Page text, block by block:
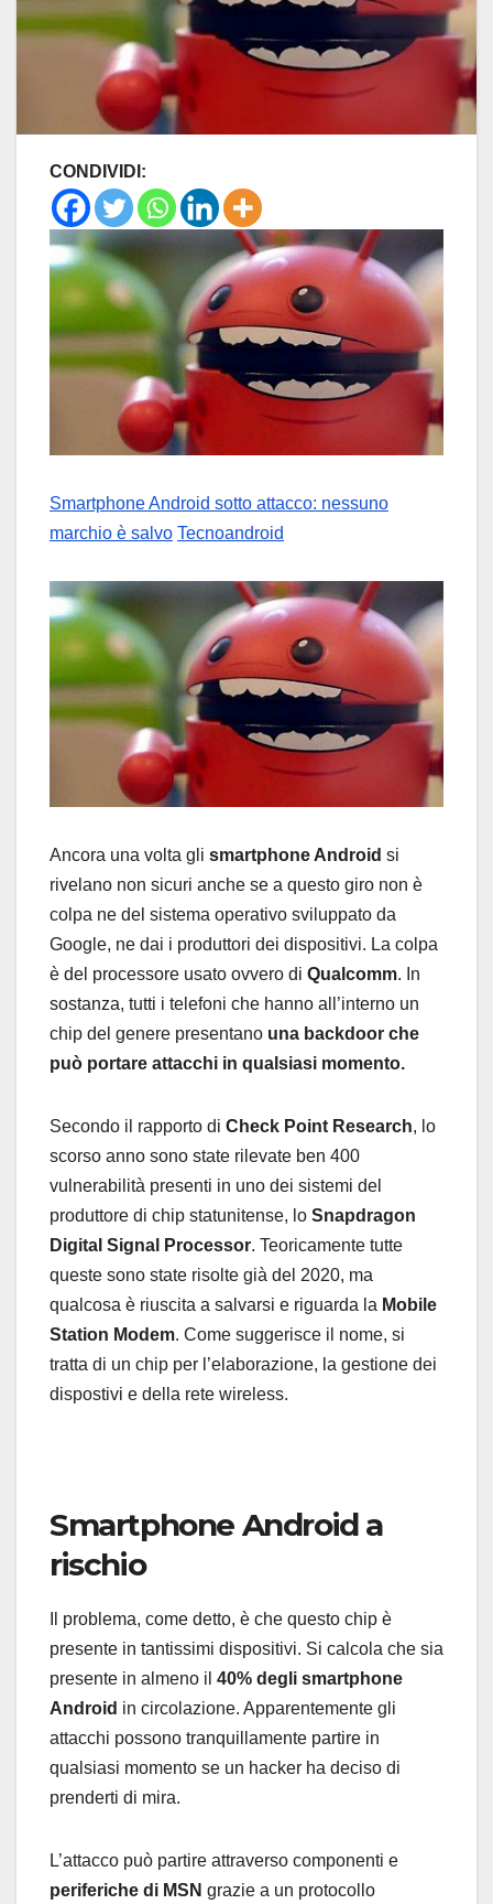
CONDIVIDI:
Smartphone Android sotto attacco: nessuno
marchio è salvo Tecnoandroid
Ancora una volta gli smartphone Android si
rivelano non sicuri anche se a questo giro non è
colpa ne del sistema operativo sviluppato da
Google, ne dai i produttori dei dispositivi. La colpa
è del processore usato ovvero di Qualcomm. In
sostanza, tutti i telefoni che hanno all’interno un
chip del genere presentano una backdoor che
può portare attacchi in qualsiasi momento.
Secondo il rapporto di Check Point Research, lo
scorso anno sono state rilevate ben 400
vulnerabilità presenti in uno dei sistemi del
produttore di chip statunitense, lo Snapdragon
Digital Signal Processor. Teoricamente tutte
queste sono state risolte già del 2020, ma
qualcosa è riuscita a salvarsi e riguarda la Mobile
Station Modem. Come suggerisce il nome, si
tratta di un chip per l’elaborazione, la gestione dei
dispostivi e della rete wireless.
Smartphone Android a
rischio
Il problema, come detto, è che questo chip è
presente in tantissimi dispositivi. Si calcola che sia
presente in almeno il 40% degli smartphone
Android in circolazione. Apparentemente gli
attacchi possono tranquillamente partire in
qualsiasi momento se un hacker ha deciso di
prenderti di mira.
L’attacco può partire attraverso componenti e
periferiche di MSN grazie a un protocollo